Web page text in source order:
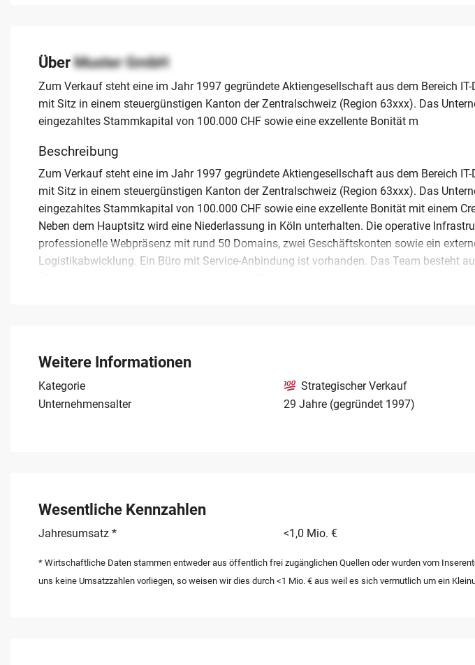
ÜberMuster GmbH
Zum Verkauf steht eine im Jahr 1997 gegründete Aktiengesellschaft aus dem Bereich
mit Sitz in einem steuergünstigen Kanton der Zentralschweiz (Region 63xxx). Das
eingezahltes Stammkapital von 100.000 CHF sowie eine exzellente Bonität m
Beschreibung
Zum Verkauf steht eine im Jahr 1997 gegründete Aktiengesellschaft aus dem Bereich
mit Sitz in einem steuergünstigen Kanton der Zentralschweiz (Region 63xxx). Das
eingezahltes Stammkapital von 100.000 CHF sowie eine exzellente Bonität mit einem
Neben dem Hauptsitz wird eine Niederlassung in Köln unterhalten. Die operative
professionelle Webpräsenz mit rund 50 Domains, zwei Geschäftskonten sowie ein
Logistikabwicklung. Ein Büro mit Service-Anbindung ist vorhanden. Das Team besteht
Weitere Informationen
Kategorie
Strategischer Verkauf
Unternehmensalter
29 Jahre (gegründet 1997)
Wesentliche Kennzahlen
Jahresumsatz * <1,0 Mio. €
* Wirtschaftliche Daten stammen entweder aus öffentlich frei zugänglichen Quellen oder wurden vom
uns keine Umsatzzahlen vorliegen, so weisen wir dies durch <1 Mio. € aus weil es sich vermutlich um ein